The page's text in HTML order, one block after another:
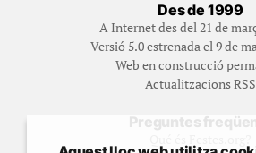
Des de 1999
A Internet des del 21 de
Versió 5.0 estrenada el 9 de
Web en construcció
Actualitzacions RSS
Preguntes